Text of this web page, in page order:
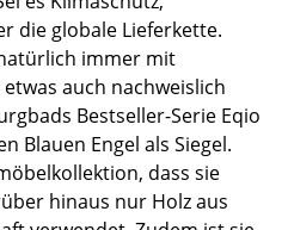
die globale Lieferkette.
immer mit
auch nachweislich
Bestseller-Serie Eqio
Blauen Engel als Siegel.
dass sie
hinaus nur Holz aus